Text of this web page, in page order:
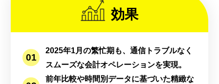
効果
2025年1月の繁忙期も、通信トラブルなく
スムーズな会計オペレーションを実現。
前年比較や時間別データに基づいた精緻な